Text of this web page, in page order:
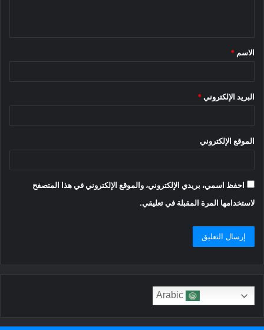
*
الاسم *
البريد الإلكتروني *
الموقع الإلكتروني
احفظ اسمي، بريدي الإلكتروني، والموقع الإلكتروني في هذا المتصفح
لاستخدامها المرة المقبلة في تعليقي.